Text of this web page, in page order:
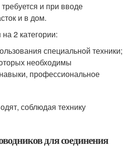
и при вводе
и в дом.
2 категории:
специальной техники;
необходимы
профессиональное
соблюдая технику
для соединения